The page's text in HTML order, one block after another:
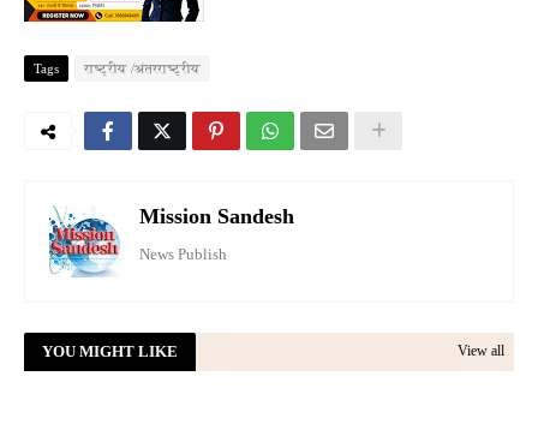
Tags राष्ट्रीय /अंतरराष्ट्रीय
Mission Sandesh
News Publish
YOU MIGHT LIKE View all